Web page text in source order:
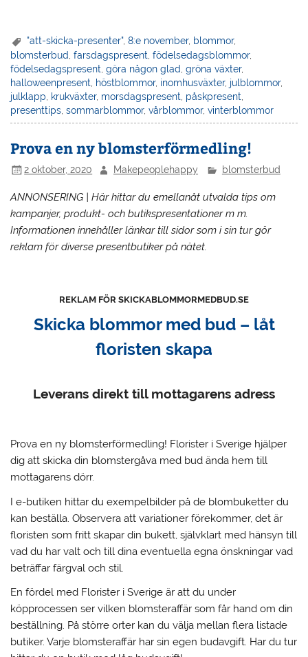
"att-skicka-presenter",8:e november, blommor,
blomsterbud ,farsdagspresent ,födelsedagsblommor,
födelsedagspresent ,göra någon glad ,gröna växter,
halloweenpresent
höstblommor, inomhusväxter, julblommor,
julklapp
krukväxter, morsdagspresent påskpresent
presenttips ,sommarblommor,vårblommor,vinterblommor
Prova en ny blomsterförmedling!
2 oktober, 2020 Makepeoplehappy blomsterbud
ANNONSERING | Här hittar du emellanåt utvalda tips om
kampanjer, produkt- och butikspresentationer m m.
Informationen innehåller länkar till sidor som i sin tur gör
reklam för diverse presentbutiker på nätet.
REKLAM FÖR SKICKABLOMMORMEDBUD.SE
Skicka blommor med bud – låt
floristen skapa
Leverans direkt till mottagarens adress
Prova en ny blomsterförmedling! Florister i Sverige hjälper
dig att skicka din blomstergåva med bud ända hem till
mottagarens dörr.
I e-butiken hittar du exempelbilder på de blombuketter du
kan beställa. Observera att variationer förekommer, det är
floristen som fritt skapar din bukett, självklart med hänsyn till
vad du har valt och till dina eventuella egna önskningar vad
beträffar färgval och stil.
En fördel med Florister i Sverige är att du under
köpprocessen ser vilken blomsteraffär som får hand om din
beställning. På större orter kan du välja mellan flera listade
butiker. Varje blomsteraffär har sin egen budavgift. Har du tur